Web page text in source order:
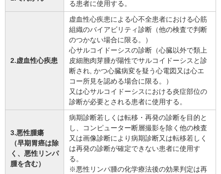
る患者に使用する。
2.虚血性心疾患
虚血性心疾患による心不全患者における心筋
組織のバイアビリティ診断（他の検査で判断
のつかない場合に限る。）
心サルコイドーシスの診断（心臓以外で類上
皮細胞肉芽腫が陽性でサルコイドーシスと診
断され, かつ心臓病変を疑う心電図又は心エ
コー所見を認める場合に限る。）
又は心サルコイドーシスにおける炎症部位の
診断が必要とされる患者に使用する。
3.悪性腫瘍
（早期胃癌は除
く、悪性リンパ
腫を含む）
病期診断若しくは転移・再発の診断を目的と
し、コンピューター断層撮影を除く他の検査
又は画像診断により病期診断又は転移若しく
は再発の診断が確定できない患者に使用す
る。
※悪性リンパ腫の化学療法後の効果判定は再